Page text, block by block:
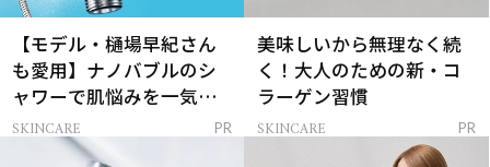
【モデル・樋場早紀さん
も愛用】ナノバブルのシ
ャワーで肌悩みを一気に
解決
SKINCARE PR
美味しいから無理なく続
く！大人のための新・コ
ラーゲン習慣
SKINCARE PR